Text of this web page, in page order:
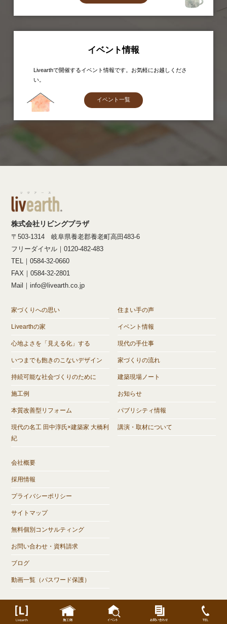
イベント情報
Livearthで開催するイベント情報です。お気軽にお越しくださ
い。
イベント一覧
株式会社リビングプラザ
〒503-1314 岐阜県養老郡養老町高田483-6
フリーダイヤル｜0120-482-483
TEL｜0584-32-0660
FAX｜0584-32-2801
Mail｜info@livearth.co.jp
家づくりへの思い
Livearthの家
心地よさを「見える化」する
いつまでも飽きのこないデザイン
持続可能な社会づくりのために
施工例
本質改善型リフォーム
現代の名工 田中淳氏×建築家 大橋利
紀
住まい手の声
イベント情報
現代の手仕事
家づくりの流れ
建築現場ノート
お知らせ
パブリシティ情報
講演・取材について
会社概要
採用情報
プライバシーポリシー
サイトマップ
無料個別コンサルティング
お問い合わせ・資料請求
ブログ
動画一覧（パスワード保護）
岐阜県大垣市で注文住宅なら木の家づくり【Livearth】リヴアース